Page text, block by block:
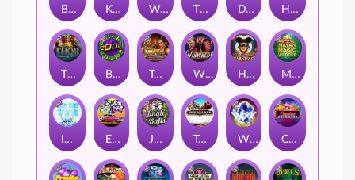
Book Of Shadows
Casino Win Spin
The Cage Hot Nudge
Brick Snake 2000
Warrior Graveyard xNudge
Tomb of Nefertiti Mayan Magic Wildfire
WiXX
DJ Psycho
Tombstone
East Coast Vs West Coast
Whacked
Jingle Balls
Harlequin Carnival
Thor: Hammer Time
Ice Ice Yeti
Karen Maneater